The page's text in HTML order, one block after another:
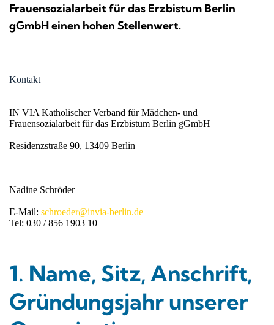
Frauensozialarbeit für das Erzbistum Berlin
gGmbH einen hohen Stellenwert.
Kontakt
IN VIA Katholischer Verband für Mädchen- und
Frauensozialarbeit für das Erzbistum Berlin gGmbH
Residenzstraße 90, 13409 Berlin
Nadine Schröder
E-Mail: schroeder@invia-berlin.de
Tel: 030 / 856 1903 10
1. Name, Sitz, Anschrift,
Gründungsjahr unserer